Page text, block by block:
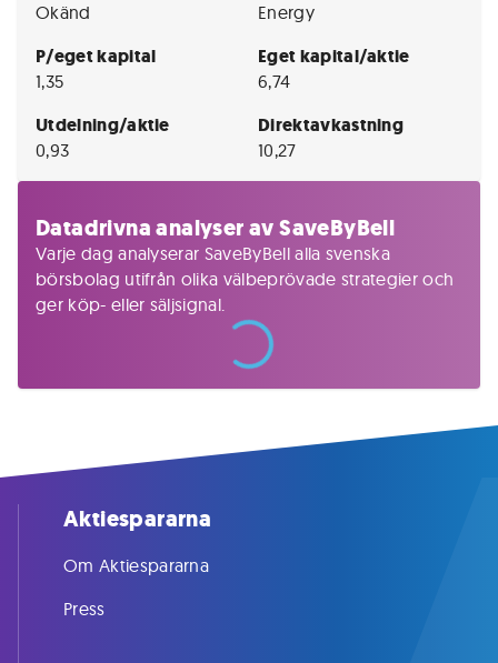
Okänd Energy
P/eget kapital
1,35
Eget kapital/aktie
6,74
Utdelning/aktie
0,93
Direktavkastning
10,27
Datadrivna analyser av SaveByBell
Varje dag analyserar SaveByBell alla svenska
börsbolag utifrån olika välbeprövade strategier och
ger köp- eller säljsignal.
Aktiespararna
Om Aktiespararna
Press